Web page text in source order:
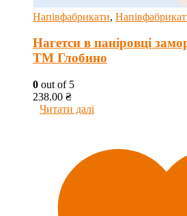
Напівфабрикати,
Нагетси в паніровці
ТМ Глобино
0 out of 5
238.00 ₴
Читати далі